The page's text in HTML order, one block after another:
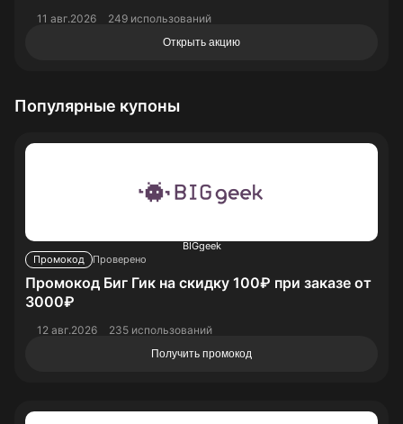
11 авг.2026 249 использований
Открыть акцию
Популярные купоны
BIGgeek
Промокод
Проверено
Промокод Биг Гик на скидку 100₽ при заказе от
3000₽
12 авг.2026 235 использований
Получить промокод